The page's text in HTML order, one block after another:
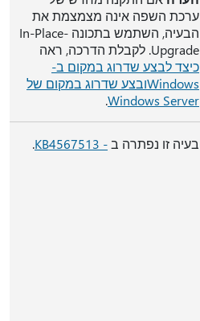
ערכת השפה אינה מצמצמת את
הבעיה, השתמש בתכונה In-Place-
Upgrade. לקבלת הדרכה, ראה
כיצד לבצע שדרוג במקום ב-
Windowsובצע שדרוג במקום של
Windows Server
.
בעיה זו נפתרה ב- KB4567513
.